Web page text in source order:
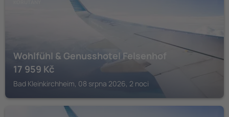
Wohlfühl & Genusshotel Felsenhof
17 959 Kč
Bad Kleinkirchheim, 08 srpna 2026, 2 noci